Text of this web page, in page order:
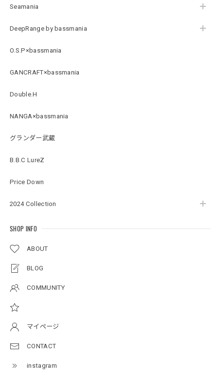
Seamania
DeepRange by bassmania
O.S.P×bassmania
GANCRAFT×bassmania
Double.H
NANGA×bassmania
グランダー武蔵
B.B.C LureZ
Price Down
2024 Collection
SHOP INFO
ABOUT
BLOG
COMMUNITY
マイページ
CONTACT
instagram
【DeepRangebybassmania】Active Summer Cargo Pants［BLACK］